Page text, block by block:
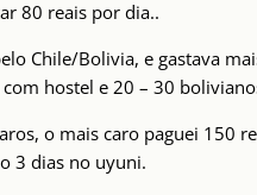
80 reais por dia..
Chile/Bolivia, e gastava
hostel e 20 – 30
o mais caro paguei 150
3 dias no uyuni.